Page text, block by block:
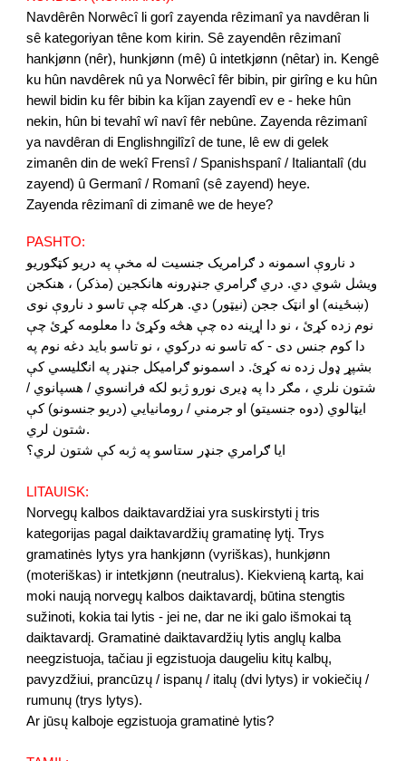
Navdêrên Norwêcî li gorî zayenda rêzimanî ya navdêran li
sê kategoriyan têne kom kirin. Sê zayendên rêzimanî
hankjønn (nêr), hunkjønn (mê) û intetkjønn (nêtar) in. Kengê
ku hûn navdêrek nû ya Norwêcî fêr bibin, pir girîng e ku hûn
hewil bidin ku fêr bibin ka kîjan zayendî ev e - heke hûn
nekin, hûn bi tevahî wî navî fêr nebûne. Zayenda rêzimanî
ya navdêran di Englishngilîzî de tune, lê ew di gelek
zimanên din de wekî Frensî / Spanishspanî / Italiantalî (du
zayend) û Germanî / Romanî (sê zayend) heye.
Zayenda rêzimanî di zimanê we de heye?
PASHTO:
د ناروې اسمونه د ګرامریک جنسیت له مخې په دریو کټګوریو
ویشل شوي دي. دري ګرامري جنډرونه هانکجین (مذکر) ، هنکجن
(ښځینه) او انټک ججن (نیټور) دي. هرکله چې تاسو د ناروې نوی
نوم زده کړئ ، نو دا اړینه ده چې هڅه وکړئ دا معلومه کړئ چې
دا کوم جنس دی - که تاسو نه درکوي ، نو تاسو باید دغه نوم په
بشپړ ډول زده نه کړئ. د اسمونو ګرامیکل جنډر په انګلیسي کې
شتون نلري ، مګر دا په ډیری نورو ژبو لکه فرانسوي / هسپانوي /
ایټالوي (دوه جنسیتو) او جرمني / رومانیايي (دریو جنسونو) کې
شتون لري.
ایا ګرامري جنډر ستاسو په ژبه کې شتون لري؟
LITAUISK:
Norvegų kalbos daiktavardžiai yra suskirstyti į tris
kategorijas pagal daiktavardžių gramatinę lytį. Trys
gramatinės lytys yra hankjønn (vyriškas), hunkjønn
(moteriškas) ir intetkjønn (neutralus). Kiekvieną kartą, kai
moki naują norvegų kalbos daiktavardį, būtina stengtis
sužinoti, kokia tai lytis - jei ne, dar ne iki galo išmokai tą
daiktavardį. Gramatinė daiktavardžių lytis anglų kalba
neegzistuoja, tačiau ji egzistuoja daugeliu kitų kalbų,
pavyzdžiui, prancūzų / ispanų / italų (dvi lytys) ir vokiečių /
rumunų (trys lytys).
Ar jūsų kalboje egzistuoja gramatinė lytis?